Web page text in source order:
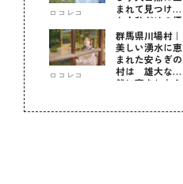
ロコレコ
まれて見つけ
た！私だけの優
しい自分時間
ロコレコ
群馬県川場村｜
美しい湧水に恵
まれた安らぎの
村は 雄大な自
然に育まれた心